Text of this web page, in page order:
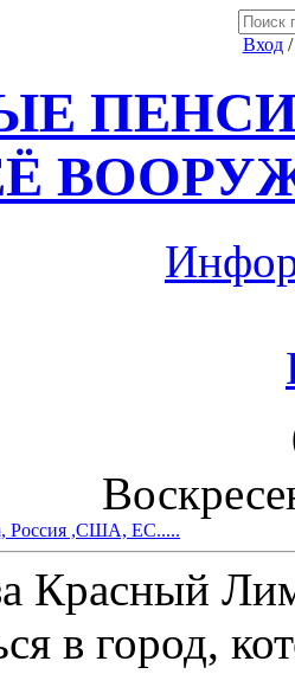
Вход
Россия ,США, ЕС.....
Красный
в город,